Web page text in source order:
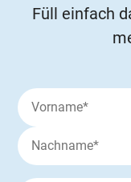
Füll einfach